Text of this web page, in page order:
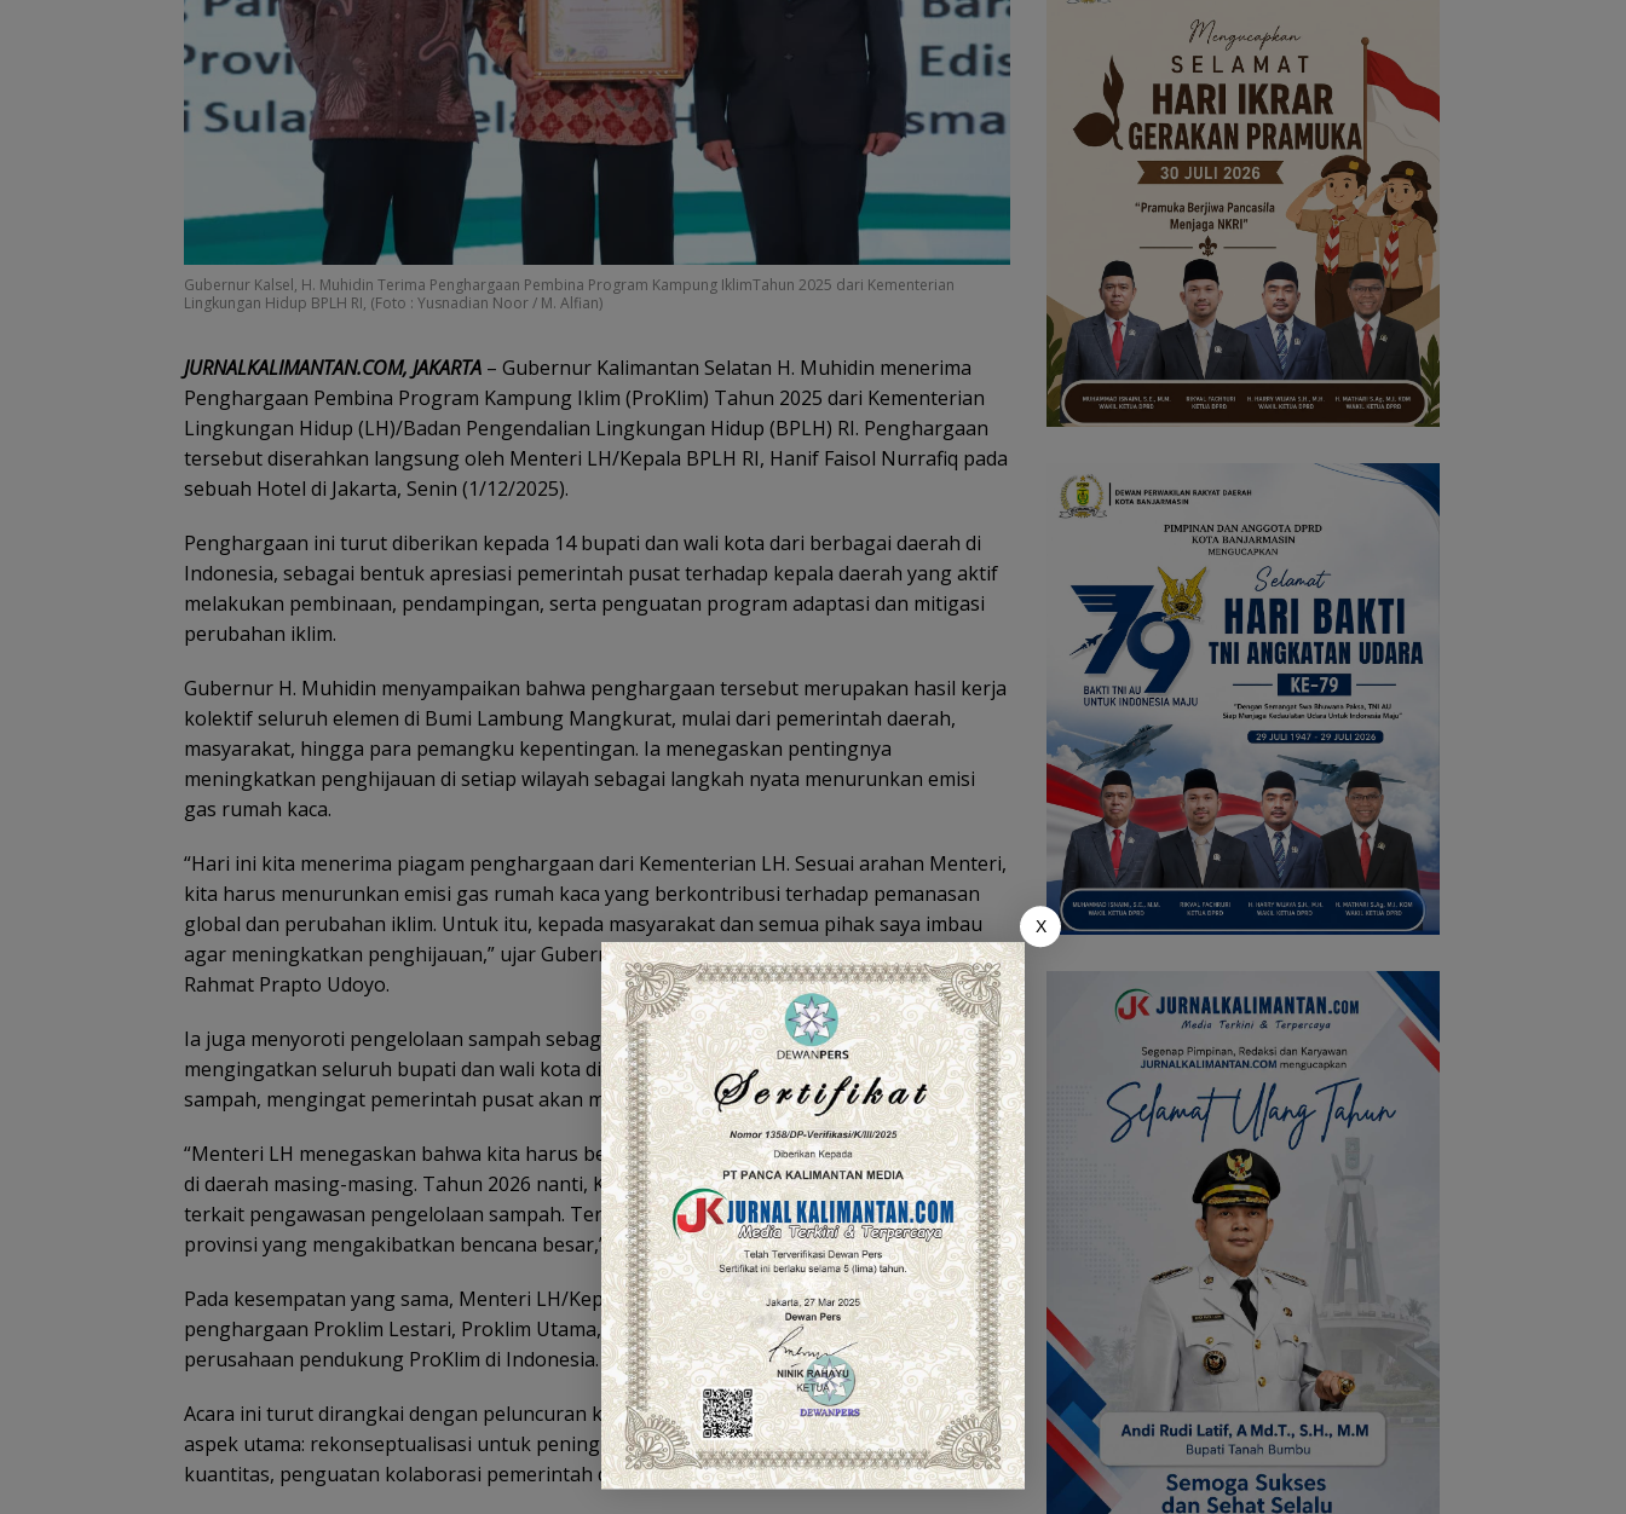
Gubernur Kalsel, H. Muhidin Terima Penghargaan Pembina Program Kampung IklimTahun 2025 dari Kementerian
Lingkungan Hidup BPLH RI, (Foto : Yusnadian Noor / M. Alfian)
JURNALKALIMANTAN.COM, JAKARTA – Gubernur Kalimantan Selatan H. Muhidin menerima
Penghargaan Pembina Program Kampung Iklim (ProKlim) Tahun 2025 dari Kementerian
Lingkungan Hidup (LH)/Badan Pengendalian Lingkungan Hidup (BPLH) RI. Penghargaan
tersebut diserahkan langsung oleh Menteri LH/Kepala BPLH RI, Hanif Faisol Nurrafiq pada
sebuah Hotel di Jakarta, Senin (1/12/2025).
Penghargaan ini turut diberikan kepada 14 bupati dan wali kota dari berbagai daerah di
Indonesia, sebagai bentuk apresiasi pemerintah pusat terhadap kepala daerah yang aktif
melakukan pembinaan, pendampingan, serta penguatan program adaptasi dan mitigasi
perubahan iklim.
Gubernur H. Muhidin menyampaikan bahwa penghargaan tersebut merupakan hasil kerja
kolektif seluruh elemen di Bumi Lambung Mangkurat, mulai dari pemerintah daerah,
masyarakat, hingga para pemangku kepentingan. Ia menegaskan pentingnya
meningkatkan penghijauan di setiap wilayah sebagai langkah nyata menurunkan emisi
gas rumah kaca.
“Hari ini kita menerima piagam penghargaan dari Kementerian LH. Sesuai arahan Menteri,
kita harus menurunkan emisi gas rumah kaca yang berkontribusi terhadap pemanasan
global dan perubahan iklim. Untuk itu, kepada masyarakat dan semua pihak saya imbau
agar meningkatkan penghijauan,” ujar Gubernur Muhidin, didampingi Kepala Dinas LH
Rahmat Prapto Udoyo.
Ia juga menyoroti pengelolaan sampah sebagai aspek penting mitigasi perubahan iklim. Ia
mengingatkan seluruh bupati dan wali kota di Kalsel agar tidak mengabaikan persoalan
sampah, mengingat pemerintah pusat akan memperketat kebijakan tersebut mulai 2026.
“Menteri LH menegaskan bahwa kita harus benar-benar melakukan pengelolaan sampah
di daerah masing-masing. Tahun 2026 nanti, Kementerian LH tidak akan ragu-ragu lagi
terkait pengawasan pengelolaan sampah. Terlebih saat ini terjadi perubahan iklim di tiga
provinsi yang mengakibatkan bencana besar,” tegasnya.
Pada kesempatan yang sama, Menteri LH/Kepala BPLH RI juga menyerahkan
penghargaan Proklim Lestari, Proklim Utama, serta apresiasi kepada perusahaan-
perusahaan pendukung ProKlim di Indonesia.
Acara ini turut dirangkai dengan peluncuran konsep baru ProKlim yang mengusung tiga
aspek utama: rekonseptualisasi untuk peningkatan kualitas tanpa mengabaikan
kuantitas, penguatan kolaborasi pemerintah daerah, serta peningkatan integritas sistem.
X